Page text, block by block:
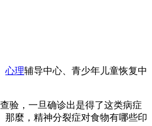
心理辅导中心、青少年儿童恢复中
验，一旦确诊出是得了这类病症
麼，精神分裂症对食物有哪些印